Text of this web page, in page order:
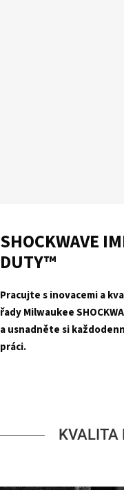
SHOCKWAVE
DUTY™
Pracujte s inovacemi a
řady Milwaukee
a usnadněte si
práci.
KVALITA